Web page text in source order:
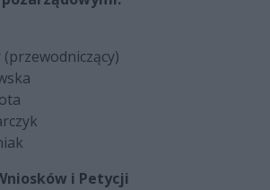
(przewodniczący)
i Petycji